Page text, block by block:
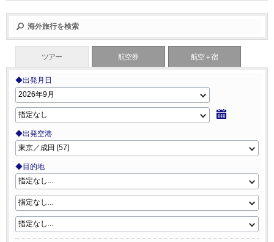
海外旅行を検索
ツアー 航空券 航空＋宿
◆出発月日
◆出発空港
◆目的地